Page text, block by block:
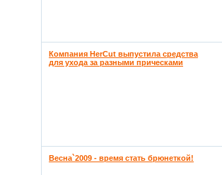
Компания HerCut выпустила средства
для ухода за разными прическами
Весна`2009 - время стать брюнеткой!